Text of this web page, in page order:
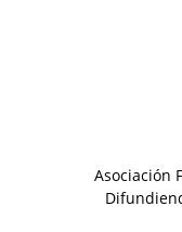
Asociación